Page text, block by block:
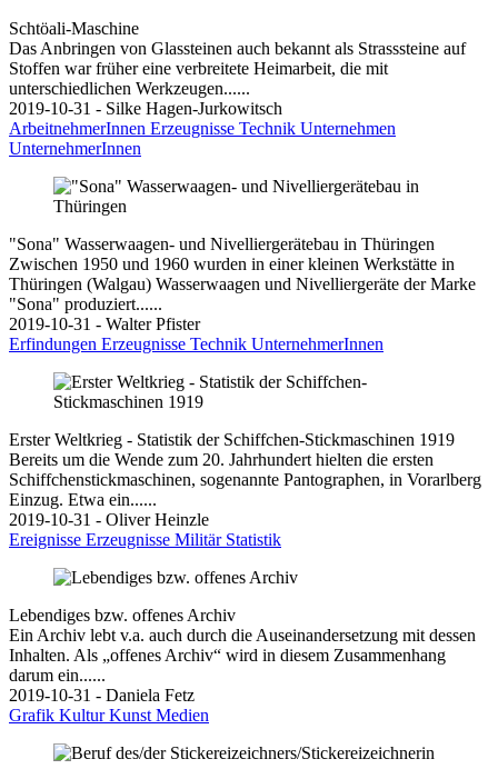
Schtöali-Maschine
Das Anbringen von Glassteinen auch bekannt als Strasssteine auf
Stoffen war früher eine verbreitete Heimarbeit, die mit
unterschiedlichen Werkzeugen......
2019-10-31 - Silke Hagen-Jurkowitsch
ArbeitnehmerInnen Erzeugnisse Technik Unternehmen
UnternehmerInnen
"Sona" Wasserwaagen- und Nivelliergerätebau in Thüringen
Zwischen 1950 und 1960 wurden in einer kleinen Werkstätte in
Thüringen (Walgau) Wasserwaagen und Nivelliergeräte der Marke
"Sona" produziert......
2019-10-31 - Walter Pfister
Erfindungen Erzeugnisse Technik UnternehmerInnen
Erster Weltkrieg - Statistik der Schiffchen-Stickmaschinen 1919
Bereits um die Wende zum 20. Jahrhundert hielten die ersten
Schiffchenstickmaschinen, sogenannte Pantographen, in Vorarlberg
Einzug. Etwa ein......
2019-10-31 - Oliver Heinzle
Ereignisse Erzeugnisse Militär Statistik
Lebendiges bzw. offenes Archiv
Ein Archiv lebt v.a. auch durch die Auseinandersetzung mit dessen
Inhalten. Als „offenes Archiv“ wird in diesem Zusammenhang
darum ein......
2019-10-31 - Daniela Fetz
Grafik KulturKunst Medien